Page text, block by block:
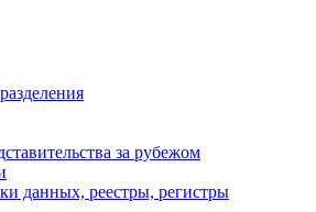
за рубежом
данных, реестры, регистры